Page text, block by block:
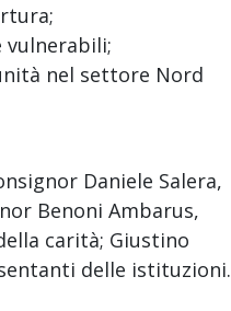
vulnerabili;
nel settore Nord
Daniele Salera,
Benoni Ambarus,
carità; Giustino
delle istituzioni.